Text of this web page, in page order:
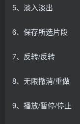
5、淡入淡出
6、保存所选片段
7、反转/反转
8、无限撤消/重做
9、播放/暂停/停止